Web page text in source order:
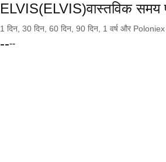
ELVIS(ELVIS)वास्तविक समय
1 दिन, 30 दिन, 60 दिन, 90 दिन, 1 वर्ष और
----